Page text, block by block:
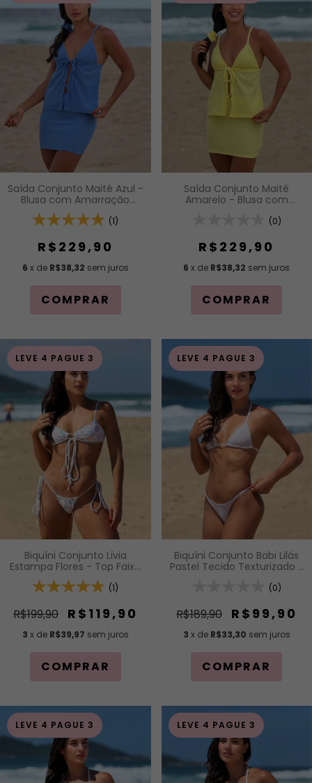
Saída Conjunto Maitê Azul -
Blusa com Amarração
Frontal e Alças de
Regulagem e Saia Curta
(1)
R$229,90
6 x de R$38,32 sem juros
COMPRAR
Saída Conjunto Maitê
Amarelo - Blusa com
de Regulagem e Saia Curta
(0)
R$229,90
6 x de R$38,32 sem juros
COMPRAR
LEVE 4 PAGUE 3
Biquíni Conjunto Livia
Estampa Flores - Top Faixa
com Amarração Frontal e
Alças de Regulagem e
Cortininha
(1)
R$199,90 R$119,90
3 x de R$39,97 sem juros
COMPRAR
LEVE 4 PAGUE 3
Biquíni Conjunto Babi Lilás
Pastel Tecido Texturizado -
Calcinha Fio com
Para Bronzeado)
(0)
R$189,90 R$99,90
3 x de R$33,30 sem juros
COMPRAR
LEVE 4 PAGUE 3 LEVE 4 PAGUE 3